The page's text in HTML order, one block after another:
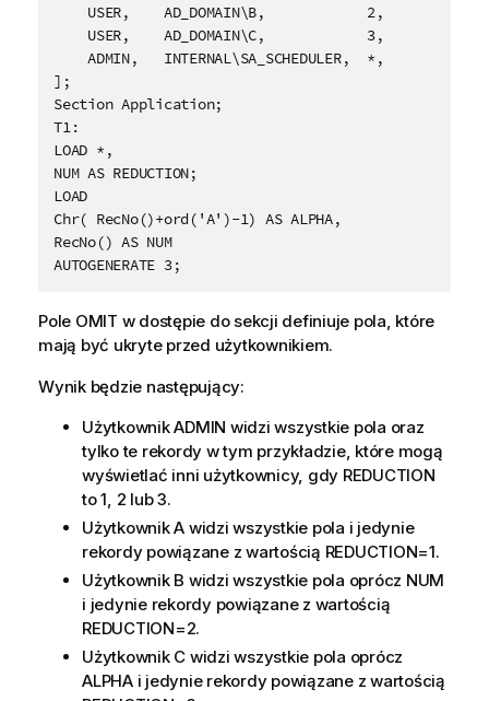
USER,    AD_DOMAIN\B,            2,
USER,    AD_DOMAIN\C,            3,
    ADMIN,   INTERNAL\SA_SCHEDULER,  *,
Section Application;
T1:
LOAD *,
NUM AS REDUCTION;
LOAD
Chr( RecNo()+ord('A')-1) AS ALPHA,
RecNo() AS NUM
AUTOGENERATE 3;
Pole OMIT w dostępie do sekcji definiuje pola, które
mają być ukryte przed użytkownikiem.
Wynik będzie następujący:
UżytkownikADMIN widzi wszystkie pola oraz
tylko te rekordy w tym przykładzie, które mogą
wyświetlać inni użytkownicy, gdy REDUCTION
to 1, 2 lub 3.
UżytkownikA widzi wszystkie pola i jedynie
rekordy powiązane z wartością REDUCTION=1.
Użytkownik B widzi wszystkie pola oprócz NUM
i jedynie rekordy powiązane z wartością
REDUCTION=2.
Użytkownik C widzi wszystkie pola oprócz
ALPHAi jedynie rekordy powiązane z wartością